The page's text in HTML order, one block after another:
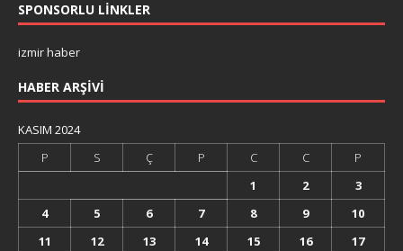
SPONSORLU LINKLER
izmir haber
HABER ARŞIVI
KASIM 2024
P
S Ç P C C
P
1
2
3
4
5 6 7 8 9
10
11
12 13 14 15 16
17